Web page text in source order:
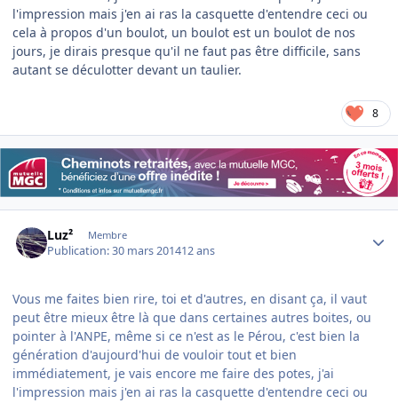
l'impression mais j'en ai ras la casquette d'entendre ceci ou
cela à propos d'un boulot, un boulot est un boulot de nos
jours, je dirais presque qu'il ne faut pas être difficile, sans
autant se déculotter devant un taulier.
8
Luz² Membre
Publication:30 mars 201412 ans
Vous me faites bien rire, toi et d'autres, en disant ça, il vaut
peut être mieux être là que dans certaines autres boites, ou
pointer à l'ANPE, même si ce n'est as le Pérou, c'est bien la
génération d'aujourd'hui de vouloir tout et bien
immédiatement, je vais encore me faire des potes, j'ai
l'impression mais j'en ai ras la casquette d'entendre ceci ou